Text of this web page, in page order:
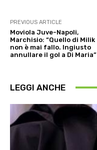
PREVIOUS ARTICLE
Moviola Juve-Napoli,
Marchisio: “Quello di Milik
non è mai fallo. Ingiusto
annullare il gol a Di Maria”
LEGGI ANCHE